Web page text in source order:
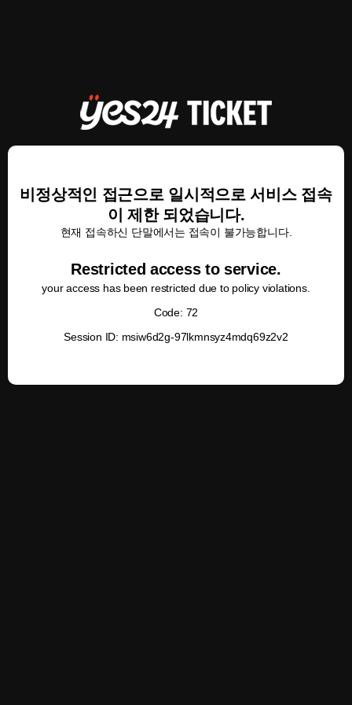
비정상적인 접근으로 일시적으로 서비스 접속
이 제한 되었습니다.
현재 접속하신 단말에서는 접속이 불가능합니다.
Restricted access to service.
your access has been restricted due to policy violations.
Code: 72
Session ID: msiw6d2g-97lkmnsyz4mdq69z2v2